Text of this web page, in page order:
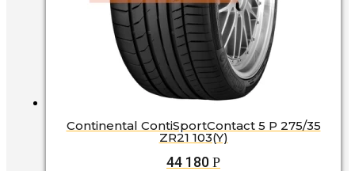
Continental ContiSportContact 5 P 275/35
ZR21 103(Y)
44 180 Р